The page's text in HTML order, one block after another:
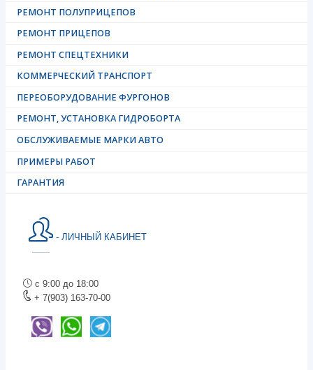
РЕМОНТ ПОЛУПРИЦЕПОВ
РЕМОНТ ПРИЦЕПОВ
РЕМОНТ СПЕЦТЕХНИКИ
КОММЕРЧЕСКИЙ ТРАНСПОРТ
ПЕРЕОБОРУДОВАНИЕ ФУРГОНОВ
РЕМОНТ, УСТАНОВКА ГИДРОБОРТА
ОБСЛУЖИВАЕМЫЕ МАРКИ АВТО
ПРИМЕРЫ РАБОТ
ГАРАНТИЯ
- ЛИЧНЫЙ КАБИНЕТ
с 9:00 до 18:00
+ 7(903) 163-70-00